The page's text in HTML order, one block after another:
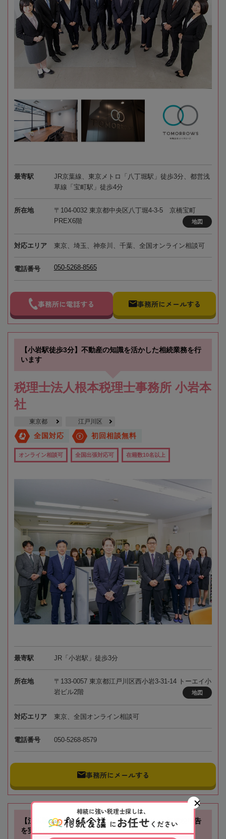
最寄駅
JR京葉線、東京メトロ「八丁堀駅」徒歩3分、都営浅
草線「宝町駅」徒歩4分
所在地
〒104-0032 東京都中央区八丁堀4-3-5 京橋宝町
PREX6階
地図
対応エリア 東京、埼玉、神奈川、千葉、全国オンライン相談可
電話番号 050-5268-8565
事務所に電話する 事務所にメールする
【小岩駅徒歩3分】不動産の知識を活かした相続業務を行
います
税理士法人根本税理士事務所 小岩本
社
東京都 江戸川区
全国対応 初回相談無料
オンライン相談可 全国出張対応可 在籍数10名以上
最寄駅 JR「小岩駅」徒歩3分
所在地
〒133-0057 東京都江戸川区西小岩3-31-14 トーエイ小
岩ビル2階
地図
対応エリア 東京、全国オンライン相談可
電話番号 050-5268-8579
事務所にメールする
【江坂駅徒歩1分】お客様に寄り添い、確かな相続税申告
を実現します！
相続に強い税理士探しは、
にお任せ ください